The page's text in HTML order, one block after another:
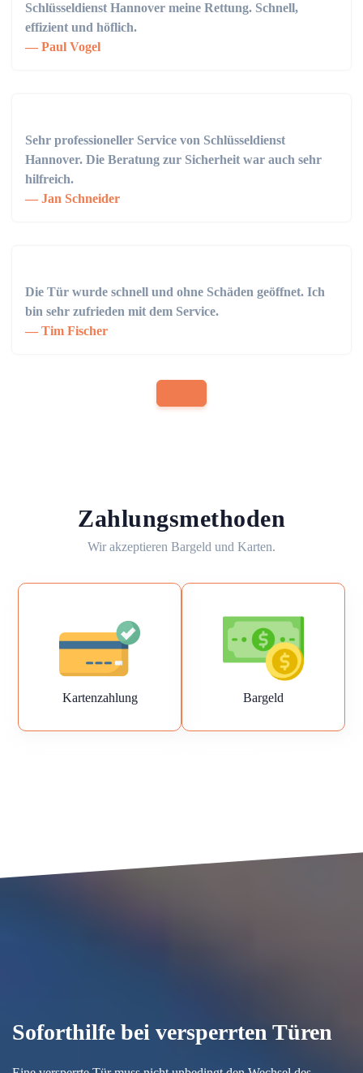
Schlüsseldienst Hannover meine Rettung. Schnell,
effizient und höflich.
Paul Vogel
Sehr professioneller Service von Schlüsseldienst
Hannover. Die Beratung zur Sicherheit war auch sehr
hilfreich.
Jan Schneider
Die Tür wurde schnell und ohne Schäden geöffnet. Ich
bin sehr zufrieden mit dem Service.
Tim Fischer
Zahlungsmethoden
Wir akzeptieren Bargeld und Karten.
Kartenzahlung Bargeld
Soforthilfe bei versperrten Türen